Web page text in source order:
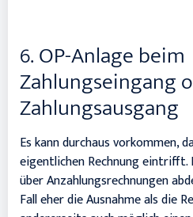
6. OP-Anlage beim
Zahlungseingang
Zahlungsausgang
Es kann durchaus vorkommen,
eigentlichen Rechnung eintrifft.
über Anzahlungsrechnungen
Fall eher die Ausnahme als die